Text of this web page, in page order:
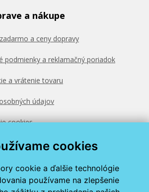
cookies
cookie a ďalšie technológie
používame na zlepšenie
a nákupe
a ceny dopravy
podmienky a reklamačný poriadok
a vrátenie tovaru
údajov
cookies
zadarmo